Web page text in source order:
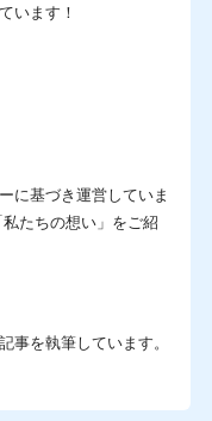
います！
に基づき運営していま
たちの想い」をご紹
事を執筆しています。